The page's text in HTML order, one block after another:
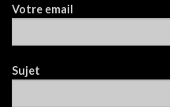
Votre email
Sujet